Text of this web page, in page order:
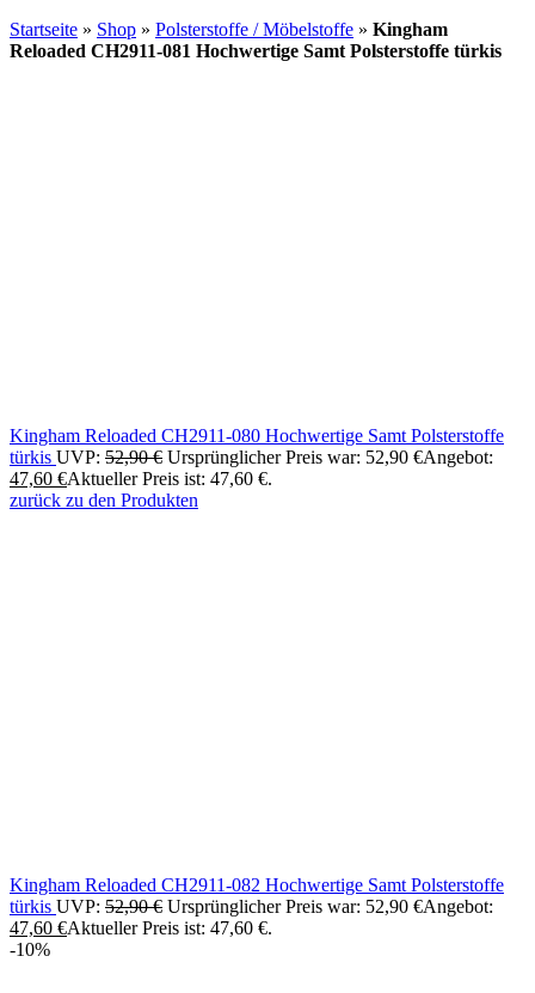
Startseite » Shop » Polsterstoffe / Möbelstoffe » Kingham
Reloaded CH2911-081 Hochwertige Samt Polsterstoffe türkis
Kingham Reloaded CH2911-080 Hochwertige Samt Polsterstoffe
türkis UVP: 52,90€ Ursprünglicher Preis war: 52,90 €Angebot:
47,60 €Aktueller Preis ist: 47,60 €.
zurück zu den Produkten
Kingham Reloaded CH2911-082 Hochwertige Samt Polsterstoffe
türkis UVP: 52,90€ Ursprünglicher Preis war: 52,90 €Angebot:
47,60 €Aktueller Preis ist: 47,60 €.
-10%